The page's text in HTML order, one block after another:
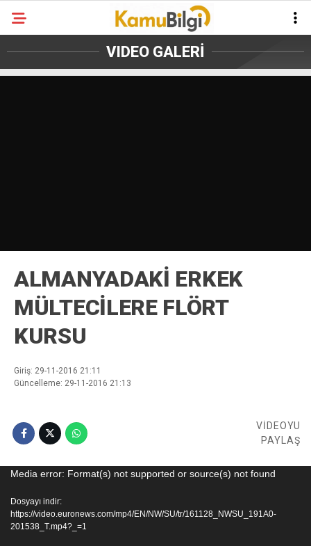
VIDEO GALERİ
ALMANYADAKİ ERKEK
MÜLTECİLERE FLÖRT
KURSU
Giriş: 29-11-2016 21:11
Güncelleme: 29-11-2016 21:13
VİDEOYU
PAYLAŞ
Video
Media error: Format(s) not supported or source(s) not found
Dosyayı indir:
https://video.euronews.com/mp4/EN/NW/SU/tr/161128_NWSU_191A0-
201538_T.mp4?_=1